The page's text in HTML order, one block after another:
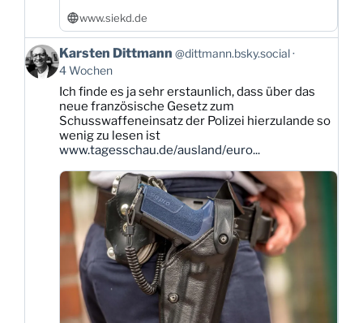
www.siekd.de
Beitrag
von
Karsten
Dittmann
Bluesky
ansehen
Karsten Dittmann @dittmann.bsky.social
4 Wochen
Ich finde es ja sehr erstaunlich, dass über das
neue französische Gesetz zum
Schusswaffeneinsatz der Polizei hierzulande so
wenig zu lesen ist
www.tagesschau.de/ausland/euro...